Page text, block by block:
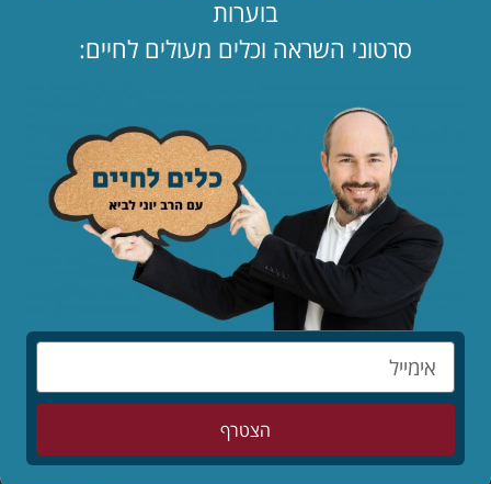
המדריך השלם: איך להרוס זוגיות בשבעה צעדים
לקריאת המאמר »
מה עושים ביום הצום?
לקריאת המאמר »
"אמא, יש משהו שאני חייב לספר לך…"
לקריאת המאמר »
החופש כאן. בעלי שם. איך מחזיקים מעמד?!
לקריאת המאמר »
הילד קיבל ווטסאפ. מה עכשיו? 📱
בוערות
סרטוני השראה וכלים מעולים לחיים:
הצטרף